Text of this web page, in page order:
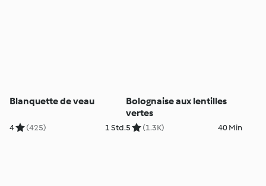
Blanquette de veau
4 (425) 1 Std.
Bolognaise aux lentilles
vertes
5 (1.3K) 40 Min